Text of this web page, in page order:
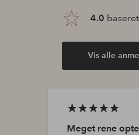
4.0
Vis alle
Meget rene